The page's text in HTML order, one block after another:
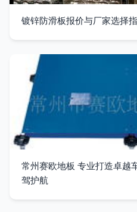
镀锌防滑板报价与厂家选择
常州赛欧地板 专业打造卓越
驾护航